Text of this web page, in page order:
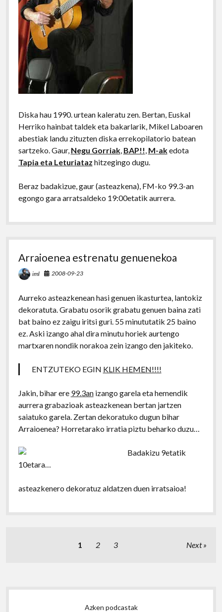
Diska hau 1990. urtean kaleratu zen. Bertan, Euskal
Herriko hainbat taldek eta bakarlarik, Mikel Laboaren
abestiak landu zituzten diska errekopilatorio batean
sartzeko. Gaur, Negu Gorriak, BAP!!, M-akedota
Tapia eta Leturiataz hitzegingo dugu.
Beraz badakizue, gaur (asteazkena), FM-ko 99.3-an
egongo gara arratsaldeko 19:00etatik aurrera.
Arraioenea estrenatu genuenekoa
iml 2008-09-23
Aurreko asteazkenean hasi genuen ikasturtea, lantokiz
dekoratuta. Grabatu osorik grabatu genuen baina zati
bat baino ez zaigu iritsi guri. 55 minututatik 25 baino
ez. Aski izango ahal dira minutu horiek aurtengo
martxaren nondik norakoa zein izango den jakiteko.
ENTZUTEKO EGIN KLIK HEMEN!!!!
Jakin, bihar ere 99.3anizango garela eta hemendik
aurrera grabazioak asteazkenean bertan jartzen
saiatuko garela. Zertan dekoratuko dugun bihar
Arraioenea? Horretarako irratia piztu beharko duzu…
Badakizu 9etatik
10etara…
asteazkenero dekoratuz aldatzen duen irratsaioa!
1 2 3 Next
Sidebar
Azken podcastak